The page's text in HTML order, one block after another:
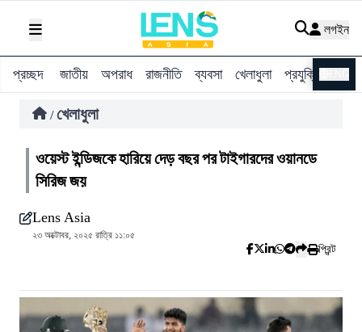
লগইন
প্রচ্ছদ জাতীয় অপরাধ রাজনীতি ব্যবসা খেলাধুলা প্রযুক্তি
/ খেলাধুলা
ওয়েস্ট ইন্ডিজকে হারিয়ে দেড় বছর পর টাইগারদের ওয়ানডে
সিরিজ জয়
Lens Asia
২৩ অক্টোবর, ২০২৫ রাত্রি ১১:০৫
প্রিন্ট